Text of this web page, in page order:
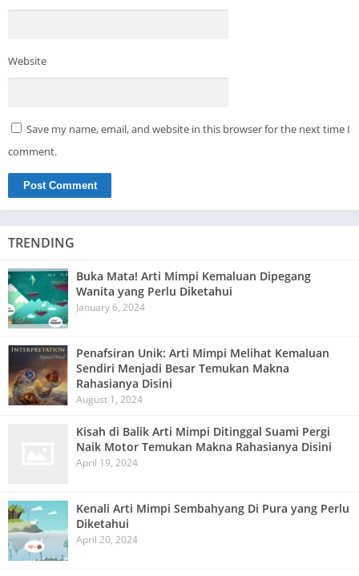
Website
Save my name, email, and website in this browser for the next time I
comment.
TRENDING
Buka Mata! Arti Mimpi Kemaluan Dipegang
Wanita yang Perlu Diketahui
January 6, 2024
Penafsiran Unik: Arti Mimpi Melihat Kemaluan
Sendiri Menjadi Besar Temukan Makna
Rahasianya Disini
August 1, 2024
Kisah di Balik Arti Mimpi Ditinggal Suami Pergi
Naik Motor Temukan Makna Rahasianya Disini
April 19, 2024
Kenali Arti Mimpi Sembahyang Di Pura yang Perlu
Diketahui
April 20, 2024